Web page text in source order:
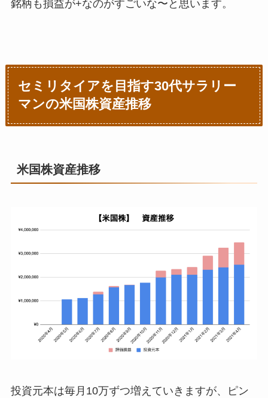
銘柄も損益が+なのがすごいな〜と思います。
セミリタイアを目指す30代サラリー
マンの米国株資産推移
米国株資産推移
投資元本は毎月10万ずつ増えていきますが、ピン